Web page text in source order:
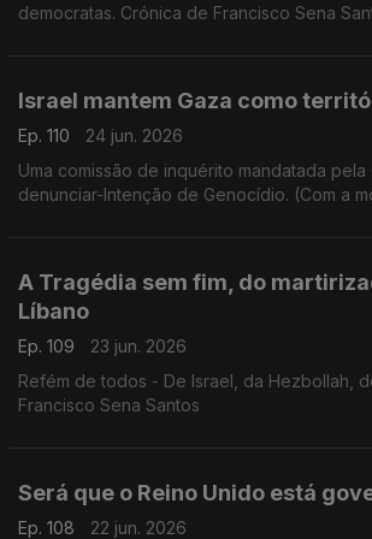
democratas. Crónica de Francisco Sena
Israel mantem Gaza como
Ep. 110
24 jun. 2026
Uma comissão de inquérito mandatada pela
denunciar-Intenção de Genocídio. (Com a
A Tragédia sem fim, do
Líbano
Ep. 109
23 jun. 2026
Refém de todos - De Israel, da Hezbollah,
Francisco Sena Santos
Será que o Reino Unido está
Ep. 108
22 jun. 2026